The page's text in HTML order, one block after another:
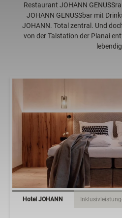
Restaurant JOHANN
JOHANN GENUSSbar mit
JOHANN. Total zentral. Und
von der Talstation der Planai
Hotel JOHANN